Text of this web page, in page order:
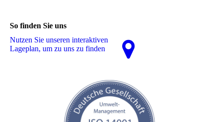
So finden Sie uns
Nutzen Sie unseren interaktiven
La­ge­plan, um zu uns zu finden